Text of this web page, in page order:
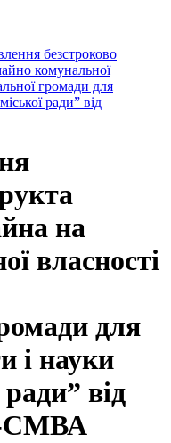
безстроково
комунальної
громади для
ради” від
на
власності
для
і науки
від
СМВА